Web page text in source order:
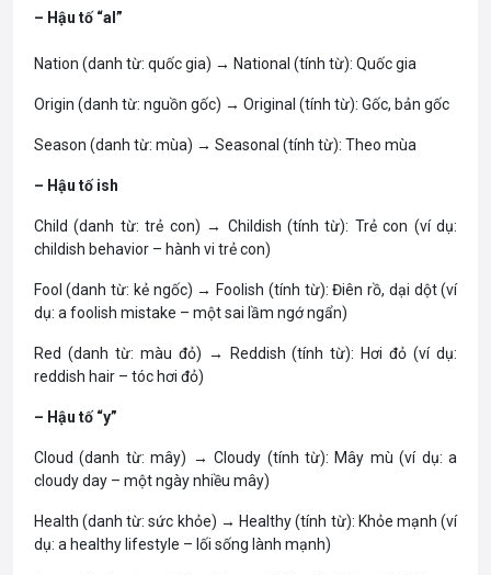
– Hậu tố “al”
Nation (danh từ: quốc gia) → National (tính từ): Quốc gia
Origin (danh từ: nguồn gốc) → Original (tính từ): Gốc, bản gốc
Season (danh từ: mùa) → Seasonal (tính từ): Theo mùa
– Hậu tố ish
Child (danh từ: trẻ con) → Childish (tính từ): Trẻ con (ví dụ:
childish behavior – hành vi trẻ con)
Fool (danh từ: kẻ ngốc) → Foolish (tính từ): Điên rồ, dại dột (ví
dụ: a foolish mistake – một sai lầm ngớ ngẩn)
Red (danh từ: màu đỏ) → Reddish (tính từ): Hơi đỏ (ví dụ:
reddish hair – tóc hơi đỏ)
– Hậu tố “y”
Cloud (danh từ: mây) → Cloudy (tính từ): Mây mù (ví dụ: a
cloudy day – một ngày nhiều mây)
Health (danh từ: sức khỏe) → Healthy (tính từ): Khỏe mạnh (ví
dụ: a healthy lifestyle – lối sống lành mạnh)